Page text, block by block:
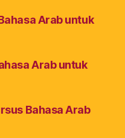
Arab untuk
Arab untuk
Bahasa Arab